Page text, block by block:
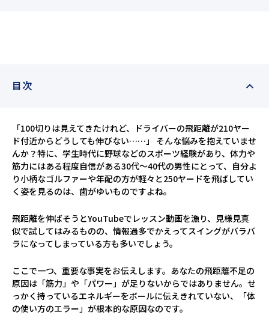
目次
「100切りは見えてきたけれど、ドライバーの飛距離が210ヤー
ド付近からどうしても伸びない……」 そんな悩みを抱えていませ
んか？特に、学生時代に野球などのスポーツ経験があり、体力や
筋力にはある程度自信がある30代〜40代の男性にとって、自分よ
り小柄なゴルファーや年配の方が軽々と250ヤードを飛ばしてい
く姿を見るのは、歯がゆいものですよね。
飛距離を伸ばそうとYouTubeでレッスン動画を漁り、見様見真
似で試してはみるものの、情報過多でかえってスイングがバラバ
ラになってしまっている方も多いでしょう。
ここで一つ、重要な事実をお伝えします。あなたの飛距離不足の
原因は「筋力」や「パワー」が足りないからではありません。せ
っかく持っているエネルギーをボールに伝えきれていない、「体
の使い方のエラー」が根本的な原因なのです。